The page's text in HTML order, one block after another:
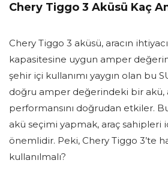
Chery Tiggo 3 Aküsü Kaç
Chery Tiggo 3 aküsü, aracın
kapasitesine uygun amper
şehir içi kullanımı yaygın olan bu
doğru amper değerindeki bir akü,
performansını doğrudan etkiler.
akü seçimi yapmak, araç sahipleri
önemlidir. Peki, Chery Tiggo 3’te
kullanılmalı?